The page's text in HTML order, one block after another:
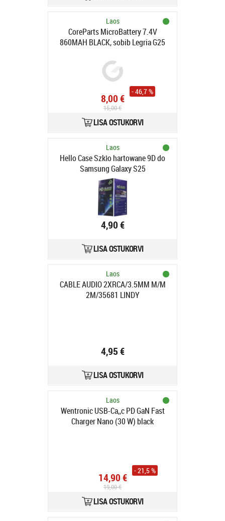
Laos
CoreParts MicroBattery 7.4V
860MAH BLACK, sobib Legria G25
8,00 €
- 46,7 %
15,00 €
LISA OSTUKORVI
Laos
Hello Case Szkło hartowane 9D do
Samsung Galaxy S25
4,90 €
LISA OSTUKORVI
Laos
CABLE AUDIO 2XRCA/3.5MM M/M
2M/35681 LINDY
4,95 €
LISA OSTUKORVI
Laos
Wentronic USB-Ca,,c PD GaN Fast
Charger Nano (30 W) black
14,90 €
- 21,5 %
19,00 €
LISA OSTUKORVI